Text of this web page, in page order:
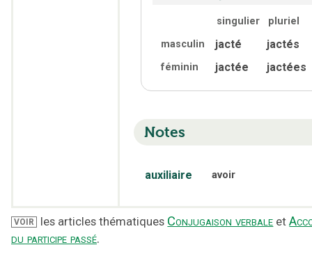
singulier
pluriel
masculin
jacté jactés
féminin jactée jactées
Notes
auxiliaire avoir
VOIR les articles thématiques Conjugaison verbale et
du participe passé.